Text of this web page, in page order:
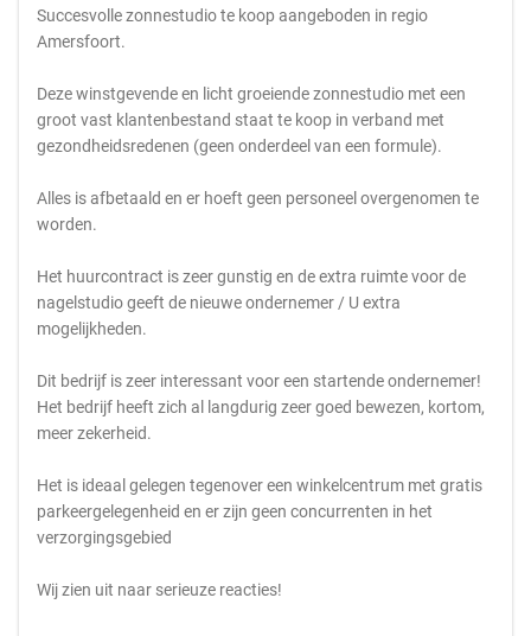
Succesvolle zonnestudio te koop aangeboden in regio
Amersfoort.
Deze winstgevende en licht groeiende zonnestudio met een
groot vast klantenbestand staat te koop in verband met
gezondheidsredenen (geen onderdeel van een formule).
Alles is afbetaald en er hoeft geen personeel overgenomen te
worden.
Het huurcontract is zeer gunstig en de extra ruimte voor de
nagelstudio geeft de nieuwe ondernemer / U extra
mogelijkheden.
Dit bedrijf is zeer interessant voor een startende ondernemer!
Het bedrijf heeft zich al langdurig zeer goed bewezen, kortom,
meer zekerheid.
Het is ideaal gelegen tegenover een winkelcentrum met gratis
parkeergelegenheid en er zijn geen concurrenten in het
verzorgingsgebied
Wij zien uit naar serieuze reacties!